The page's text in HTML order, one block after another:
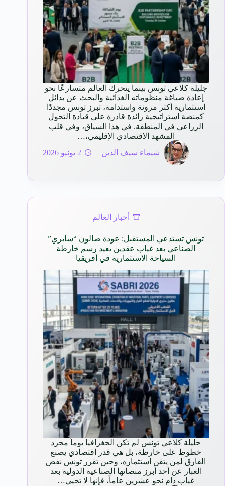
جليلة كلاعي تونس بينما يتحرك العالم متسارعًا نحو
إعادة صياغة منظوماته الغذائية والبحث عن بدائل
استثمارية أكثر مرونة واستدامة، تبرز تونس مجددًا
كمنصة استراتيجية رائدة قادرة على قيادة التحول
الزراعي في المنطقة. في هذا السياق، وفي قلب
المشهد الاقتصادي الإقليمي،…
شيماء سيف الدين
2 يونيو 2026
أخبار العالم
تونس تستدعي المستقبل: عودة صالون “سابري”
الصناعي بعد غياب عقدين يعيد رسم خارطة
السياحة الاستثمارية في أفريقيا
جليلة كلاعي تونس لم تكن الجغرافيا يوماً مجرد
خطوط على خارطة، بل هي قدر اقتصادي يصنع
الفارق لمن يتقن استثماره، وحين تقرر تونس نفض
الغبار عن أحد أبرز منصاتها الصناعية الدولية بعد
غياب دام نحو عشرين عاماً، فإنها لا تحيي…